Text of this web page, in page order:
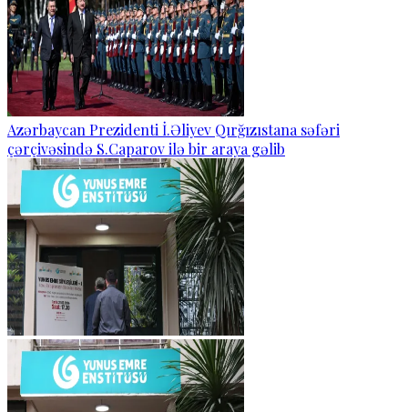
Azərbaycan Prezidenti İ.Əliyev Qırğızıstana səfəri
çərçivəsində S.Caparov ilə bir araya gəlib